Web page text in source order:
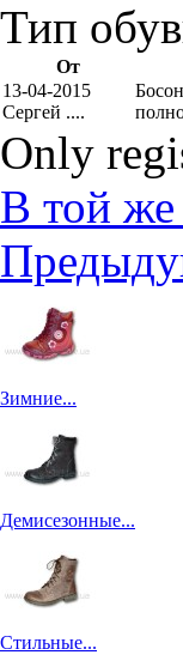
Тип
От
13-04-2015
Сергей ....
Only
В той же
Зимние...
Демисезонные...
Стильные...